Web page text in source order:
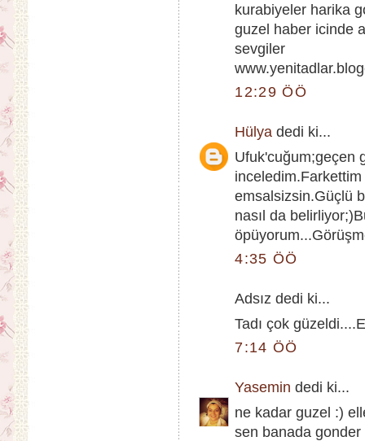
kurabiyeler harika
guzel haber icinde
sevgiler
12:29 ÖÖ
Hülya dedi ki...
Ufuk'cuğum;geçen
emsalsizsin.Güçlü
nasıl da
4:35 ÖÖ
Adsız dedi ki...
Tadı çok
7:14 ÖÖ
Yasemin dedi ki...
ne kadar guzel :)
sen banada